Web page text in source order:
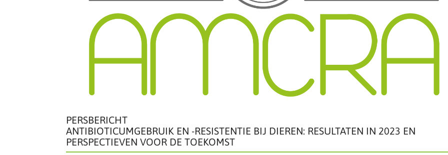
PERSBERICHT
ANTIBIOTICUMGEBRUIK EN -RESISTENTIE BIJ DIEREN: RESULTATEN IN 2023 EN
PERSPECTIEVEN VOOR DE TOEKOMST